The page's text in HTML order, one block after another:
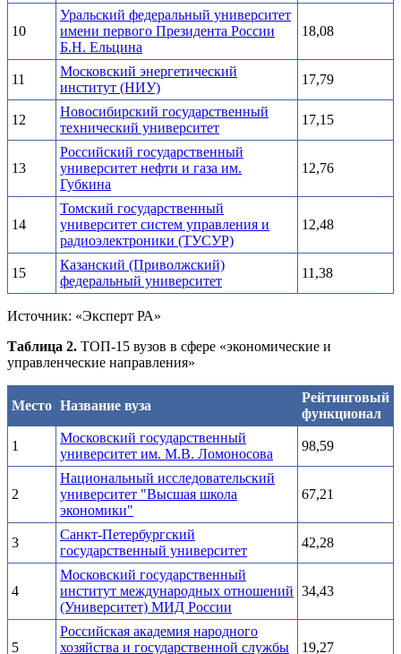
10
Уральский федеральный университет
имени первого Президента России
Б.Н. Ельцина
18,08
11
Московский энергетический
институт (НИУ)
17,79
12
Новосибирский государственный
технический университет
17,15
13
Российский государственный
университет нефти и газа им.
Губкина
12,76
14
Томский государственный
университет систем управления и
радиоэлектроники (ТУСУР)
12,48
15
Казанский (Приволжский)
федеральный университет
11,38
Источник: «Эксперт РА»
Таблица 2. ТОП-15 вузов в сфере «экономические и
управленческие направления»
Место Название вуза
Рейтинговый
функционал
1
Московский государственный
университет им. М.В. Ломоносова
98,59
2
Национальный исследовательский
университет "Высшая школа
экономики"
67,21
3
Санкт-Петербургский
государственный университет
42,28
4
Московский государственный
институт международных отношений
(Университет) МИД России
34,43
5
Российская академия народного
хозяйства и государственной службы
19,27